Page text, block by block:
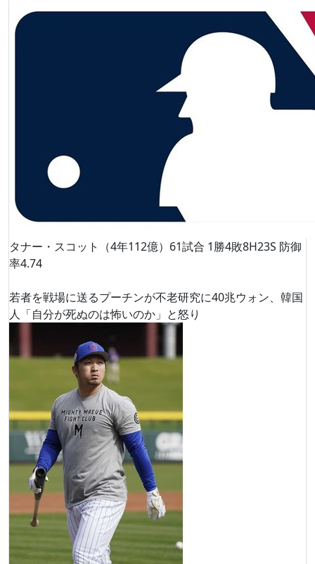
タナー・スコット（4年112億）61試合 1勝4敗8H23S 防御
率4.74
若者を戦場に送るプーチンが不老研究に40兆ウォン、韓国
人「自分が死ぬのは怖いのか」と怒り